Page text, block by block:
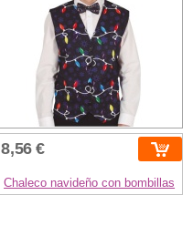
8,56 €
Chaleco navideño con bombillas